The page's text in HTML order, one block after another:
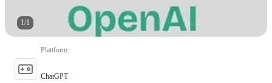
1/1
Plattform:
ChatGPT